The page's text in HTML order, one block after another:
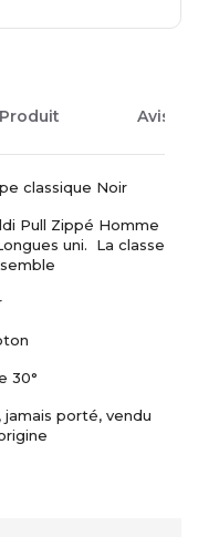
Avis
classique Noir
Pull Zippé Homme
uni. La classe
30°
porté, vendu